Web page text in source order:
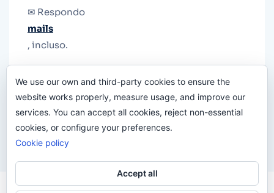
✉ Respondo
mails
, incluso.
le quiten el teléfono.
We use our own and third-party cookies to ensure the
website works properly, measure usage, and improve our
services. You can accept all cookies, reject non-essential
cookies, or configure your preferences.
Cookie policy
Accept all